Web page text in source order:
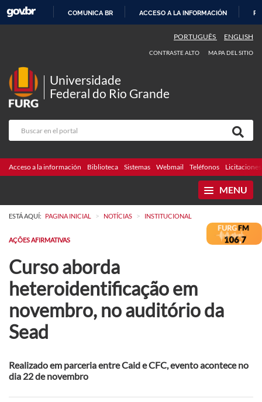
CONTENIDO
COMUNICA BR ACCESO A LA INFORMACIÓN
PORTUGUÊS ENGLISH
CONTRASTE ALTO MAPA DEL SITIO
Universidade
Federal do Rio Grande
Acceso a la información Biblioteca Sistemas Webmail Teléfonos Licitaciones
MENU
ESTÁ AQUÍ: PAGINA INICIAL > NOTÍCIAS > INSTITUCIONAL
AÇÕES AFIRMATIVAS
Curso aborda
heteroidentificação em
novembro, no auditório da
Sead
Realizado em parceria entre Caid e CFC, evento acontece no
dia 22 de novembro